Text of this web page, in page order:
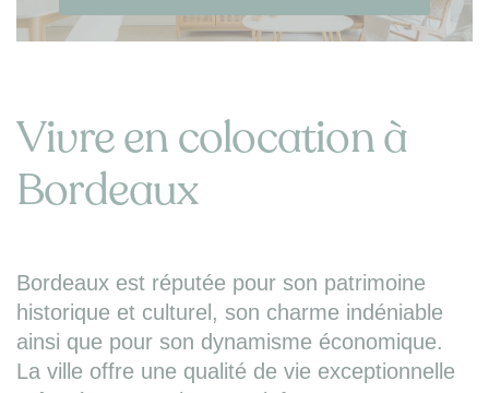
Vivre en colocation à
Bordeaux
Bordeaux est réputée pour son patrimoine
historique et culturel, son charme indéniable
ainsi que pour son dynamisme économique.
La ville offre une qualité de vie exceptionnelle